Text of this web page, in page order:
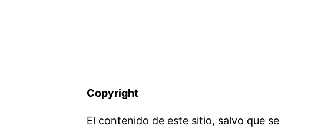
Copyright
El contenido de este sitio, salvo que se